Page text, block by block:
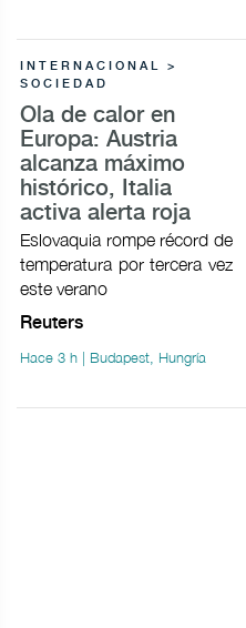
INTERNACIONAL >
SOCIEDAD
Ola de calor en
Europa: Austria
alcanza máximo
histórico, Italia
activa alerta roja
Eslovaquia rompe récord de
temperatura por tercera vez
este verano
Reuters
Hace 3 h | Budapest, Hungría